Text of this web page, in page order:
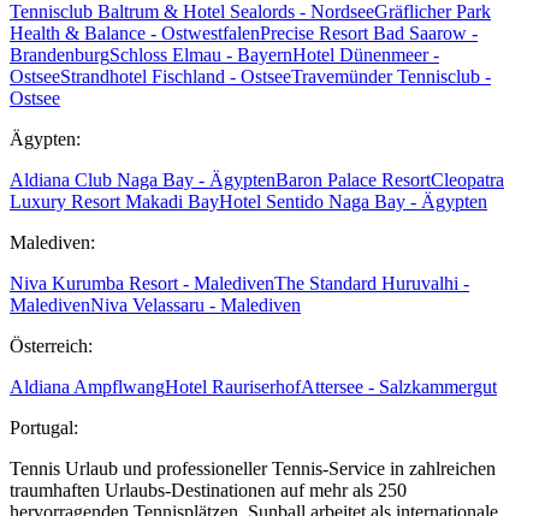
Tennisclub Baltrum & Hotel Sealords - NordseeGräflicher Park
Health & Balance - OstwestfalenPrecise Resort Bad Saarow -
BrandenburgSchloss Elmau - BayernHotel Dünenmeer -
OstseeStrandhotel Fischland - OstseeTravemünder Tennisclub -
Ostsee
Ägypten:
Aldiana Club Naga Bay - ÄgyptenBaron Palace ResortCleopatra
Luxury Resort Makadi BayHotel Sentido Naga Bay - Ägypten
Malediven:
Niva Kurumba Resort - MaledivenThe Standard Huruvalhi -
MaledivenNiva Velassaru - Malediven
Österreich:
Aldiana AmpflwangHotel RauriserhofAttersee - Salzkammergut
Portugal:
Tennis Urlaub und professioneller Tennis-Service in zahlreichen
traumhaften Urlaubs-Destinationen auf mehr als 250